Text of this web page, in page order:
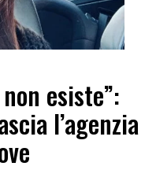
esiste”:
l’agenzia